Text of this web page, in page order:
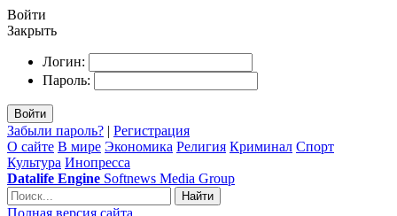
Войти
Закрыть
Логин:
Пароль:
Войти
Забыли пароль? | Регистрация
О сайте В мире Экономика Религия Криминал Спорт
Культура Инопресса
Datalife Engine Softnews Media Group
Найти
Полная версия сайта